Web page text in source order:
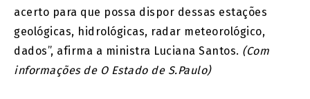
acerto para que possa dispor dessas estações
geológicas, hidrológicas, radar meteorológico,
dados”, afirma a ministra Luciana Santos. (Com
informações de O Estado de S.Paulo)